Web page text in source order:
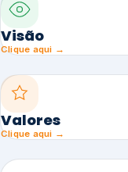
Visão
Clique aqui →
Valores
Clique aqui →